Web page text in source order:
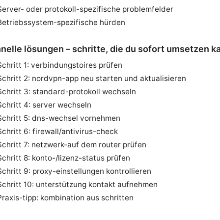
oder protokoll-spezifische problemfelder
spezifische hürden
lösungen – schritte, die du sofort umsetzen
1: verbindungstoires prüfen
2: nordvpn-app neu starten und aktualisieren
3: standard-protokoll wechseln
4: server wechseln
5: dns-wechsel vornehmen
6: firewall/antivirus-check
7: netzwerk-auf dem router prüfen
8: konto-/lizenz-status prüfen
9: proxy-einstellungen kontrollieren
10: unterstützung kontakt aufnehmen
tipp: kombination aus schritten